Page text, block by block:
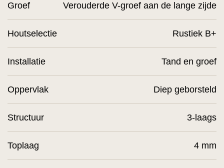
Groef Verouderde V-groef aan de lange zijde
Houtselectie Rustiek B+
Installatie Tand en groef
Oppervlak Diep geborsteld
Structuur 3-laags
Toplaag 4 mm